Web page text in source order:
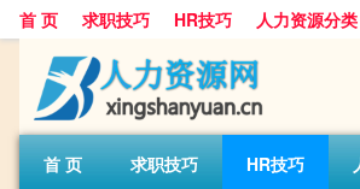
首 页 求职技巧 HR技巧 人力资源分类
首 页 求职技巧 HR技巧